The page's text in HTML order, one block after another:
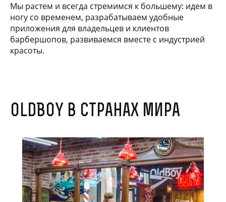
Мы растем и всегда стремимся к большему: идем в
ногу со временем, разрабатываем удобные
приложения для владельцев и клиентов
барбершопов, развиваемся вместе с индустрией
красоты.
OldBoy в странах мира